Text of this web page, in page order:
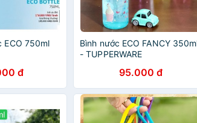
ECO 750ml
đ
Bình nước ECO FANCY
- TUPPERWARE
95.000 đ